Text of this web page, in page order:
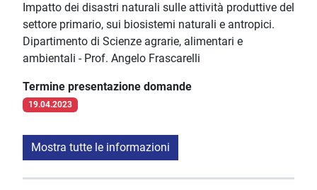
Impatto dei disastri naturali sulle attività produttive del
settore primario, sui biosistemi naturali e antropici.
Dipartimento di Scienze agrarie, alimentari e
ambientali - Prof. Angelo Frascarelli
Termine presentazione domande
19.04.2023
Mostra tutte le informazioni